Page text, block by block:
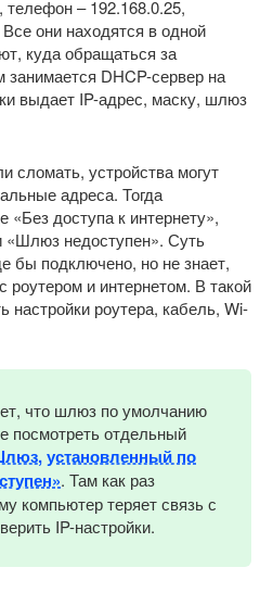
телефон – 192.168.0.25,
они находятся в одной
куда обращаться за
DHCP-сервер на
выдает IP-адрес, маску, шлюз
сломать, устройства могут
адреса. Тогда
доступа к интернету»,
«Шлюз недоступен». Суть
бы подключено, но не знает,
роутером и интернетом. В такой
настройки роутера, кабель, Wi-
что шлюз по умолчанию
посмотреть отдельный
установленный по
. Там как раз
компьютер теряет связь с
IP-настройки.